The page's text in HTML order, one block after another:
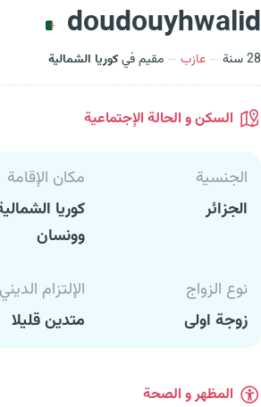
doudouyhwalid
28 سنة عازب مقيم فيكوريا الشمالية
السكن و الحالة الإجتماعية
الجنسية
الجزائر
مكان الإقامة
كوريا
وونسان
نوع الزواج
زوجة اولى
الإلتزام الديني
متدين قليلا
المظهر و الصحة